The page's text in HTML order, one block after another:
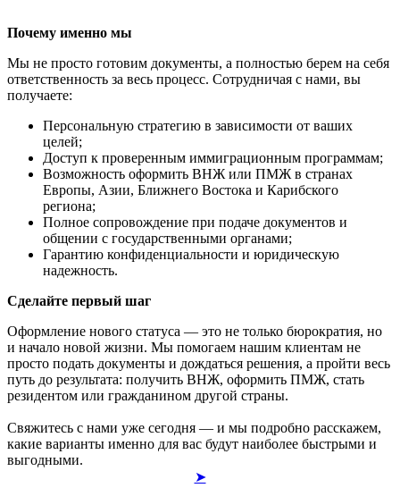
Почему именно мы
Мы не просто готовим документы, а полностью берем на себя
ответственность за весь процесс. Сотрудничая с нами, вы
получаете:
Персональную стратегию в зависимости от ваших
целей;
Доступ к проверенным иммиграционным программам;
Возможность оформить ВНЖ или ПМЖ в странах
Европы, Азии, Ближнего Востока и Карибского
региона;
Полное сопровождение при подаче документов и
общении с государственными органами;
Гарантию конфиденциальности и юридическую
надежность.
Сделайте первый шаг
Оформление нового статуса — это не только бюрократия, но
и начало новой жизни. Мы помогаем нашим клиентам не
просто подать документы и дождаться решения, а пройти весь
путь до результата: получить ВНЖ, оформить ПМЖ, стать
резидентом или гражданином другой страны.
Свяжитесь с нами уже сегодня — и мы подробно расскажем,
какие варианты именно для вас будут наиболее быстрыми и
выгодными.
➤